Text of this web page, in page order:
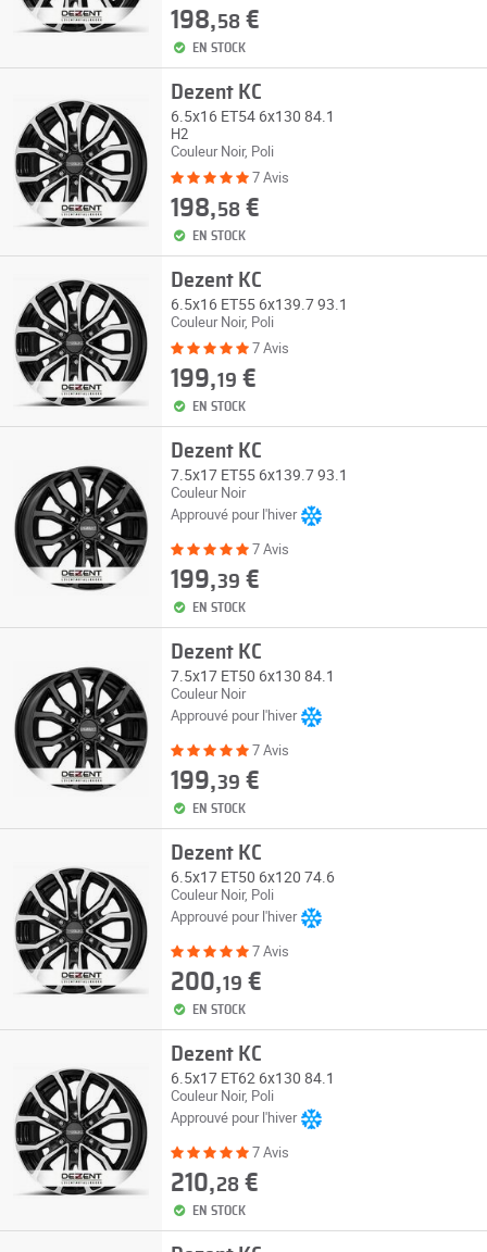
198,58€
EN STOCK
Dezent KC
6.5x16 ET54 6x130 84.1
H2
Couleur Noir, Poli
7 Avis
198,58€
EN STOCK
Dezent KC
6.5x16 ET55 6x139.7 93.1
Couleur Noir, Poli
7 Avis
199,19 €
EN STOCK
Dezent KC
7.5x17 ET55 6x139.7 93.1
Couleur Noir
Approuvé pour l'hiver
7 Avis
199,39 €
EN STOCK
Dezent KC
7.5x17 ET50 6x130 84.1
Couleur Noir
Approuvé pour l'hiver
7 Avis
199,39 €
EN STOCK
Dezent KC
6.5x17 ET50 6x120 74.6
Couleur Noir, Poli
Approuvé pour l'hiver
7 Avis
200,19 €
EN STOCK
Dezent KC
6.5x17 ET62 6x130 84.1
Couleur Noir, Poli
Approuvé pour l'hiver
7 Avis
210,28€
EN STOCK